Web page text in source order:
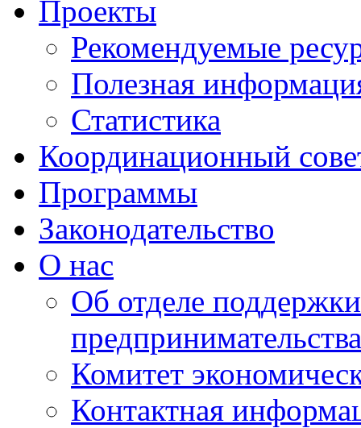
Проекты
Рекомендуемые
Полезная
Статистика
Координационный
Программы
Законодательство
О нас
Об отделе
предпринимательства
Комитет
Контактная